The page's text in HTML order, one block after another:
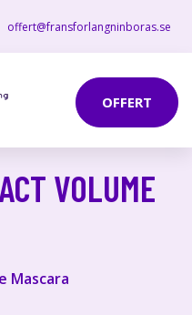
offert@fransforlangninboras.se
OFFERT
VOLUME
Mascara